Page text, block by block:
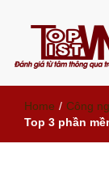
Đánh giá
nghiệm
Home / Công
Top 3 phần